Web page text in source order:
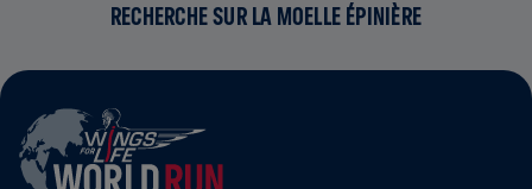
RECHERCHE SUR LA MOELLE ÉPINIÈRE